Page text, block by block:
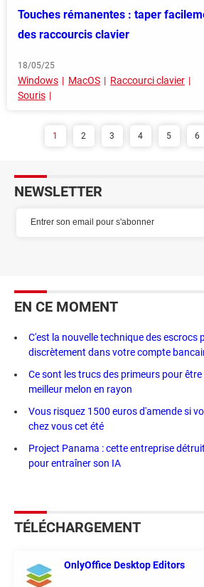
Touches rémanentes : taper
des raccourcis clavier
18/05/25
Windows MacOS
Raccourci clavier
Souris
1 2 3 4 5 6
NEWSLETTER
EN CE MOMENT
C'est la nouvelle technique des escrocs
discrètement dans votre compte
Ce sont les trucs des primeurs pour
meilleur melon en rayon
Vous risquez 1500 euros d'amende si
chez vous cet été
Project Panama : cette entreprise
pour entraîner son IA
TÉLÉCHARGEMENT
OnlyOffice Desktop Editors